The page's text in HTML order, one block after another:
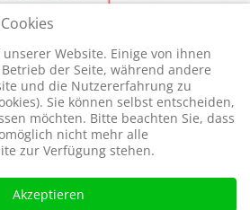
Website. Einige von ihnen
der Seite, während andere
und die Nutzererfahrung zu
Sie können selbst entscheiden,
möchten. Bitte beachten Sie, dass
nicht mehr alle
zur Verfügung stehen.
Akzeptieren